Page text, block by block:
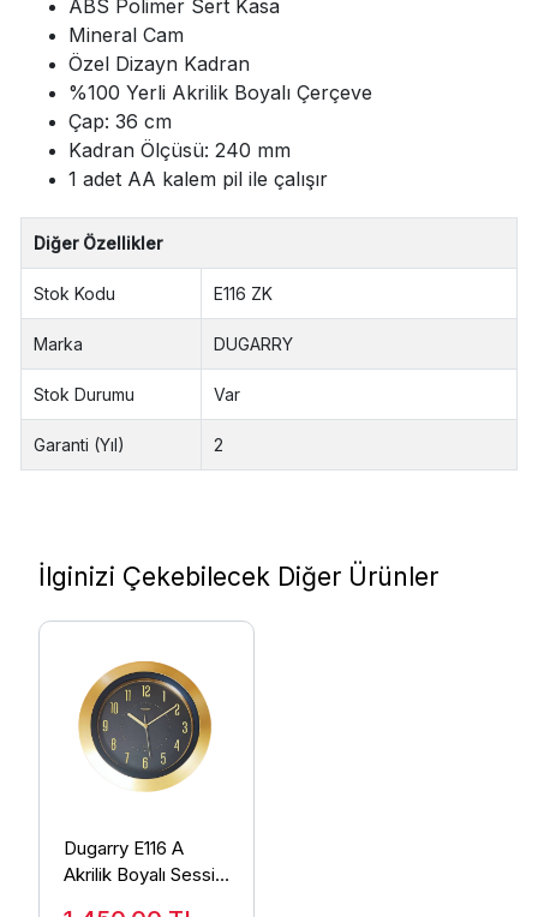
ABS Polimer Sert Kasa
Mineral Cam
Özel Dizayn Kadran
%100 Yerli Akrilik Boyalı Çerçeve
Çap: 36 cm
Kadran Ölçüsü: 240 mm
1 adet AA kalem pil ile çalışır
Diğer Özellikler
Stok Kodu E116 ZK
Marka DUGARRY
Stok Durumu Var
Garanti (Yıl) 2
İlginizi Çekebilecek Diğer Ürünler
Dugarry E116 A
Akrilik Boyalı Sessiz